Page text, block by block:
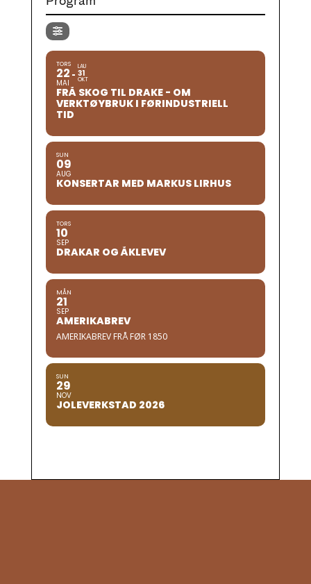
TORS
22
MAI
LAU
31
OKT
FRÅ SKOG TIL DRAKE - OM
VERKTØYBRUK I FØRINDUSTRIELL
TID
SUN
09
AUG
KONSERTAR MED MARKUS LIRHUS
TORS
10
SEP
DRAKAR OG ÅKLEVEV
MÅN
21
SEP
AMERIKABREV
AMERIKABREV FRÅ FØR 1850
SUN
29
NOV
JOLEVERKSTAD 2026